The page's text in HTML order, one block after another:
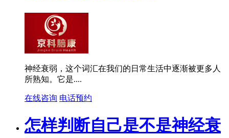
神经衰弱，这个词汇在我们的日常生活中逐渐被更多人
所熟知。它是....
在线咨询 电话预约
怎样判断自己是不是神经衰